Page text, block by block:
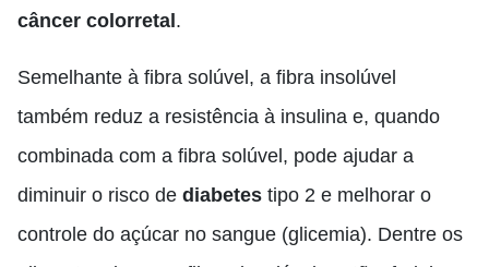
câncer colorretal .
Semelhante à fibra solúvel, a fibra insolúvel
também reduz a resistência à insulina e, quando
combinada com a fibra solúvel, pode ajudar a
diminuir o risco de diabetes tipo 2 e melhorar o
controle do açúcar no sangue (glicemia). Dentre os